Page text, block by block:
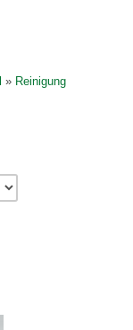
» Reinigung